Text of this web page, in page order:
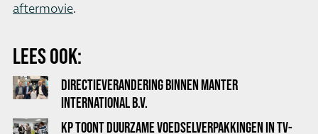
aftermovie.
LEES OOK:
DIRECTIEVERANDERING BINNEN MANTER
INTERNATIONAL B.V.
KP TOONT DUURZAME VOEDSELVERPAKKINGEN IN TV-